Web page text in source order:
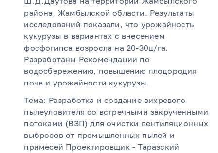
района, Жамбылской области. Результаты
исследований показали, что урожайность
кукурузы в вариантах с внесением
фосфогипса возросла на 20-30ц/га.
Разработаны Рекомендации по
водосбережению, повышению плодородия
почв и урожайности кукурузы.
Тема: Разработка и создание вихревого
пылеуловителя со встречными закрученными
потоками (ВЗП) для очистки вентиляционных
выбросов от промышленных пылей и
примесей Проектировщик - Таразский